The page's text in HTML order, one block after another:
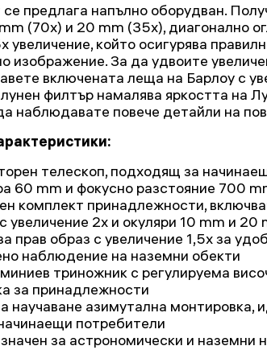
се предлага напълно оборудван.
(70x) и 20 mm (35x), диагонално
увеличение, който осигурява
изображение. За да удвоите
включената леща на Барлоу с
филтър намалява яркостта на
наблюдавате повече детайли на
телескоп, подходящ за
60 mm и фокусно разстояние 700
комплект принадлежности,
увеличение 2х и окуляри 10 mm и 20
прав образ с увеличение 1,5х за
наблюдение на наземни обекти
триножник с регулируема
за принадлежности
научаване азимутална монтировка,
потребители
за астрономически и наземни